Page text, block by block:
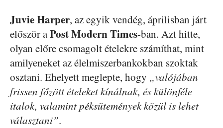
Juvie Harper, az egyik vendég, áprilisban járt
először aPost Modern Times-ban. Azt hitte,
olyan előre csomagolt ételekre számíthat, mint
amilyeneket az élelmiszerbankokban szoktak
osztani. Ehelyett meglepte, hogy „valójában
frissen főzött ételeket kínálnak, és különféle
italok, valamint péksütemények közül is lehet
választani”.